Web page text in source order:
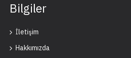
Bilgiler
İletişim
Hakkımızda